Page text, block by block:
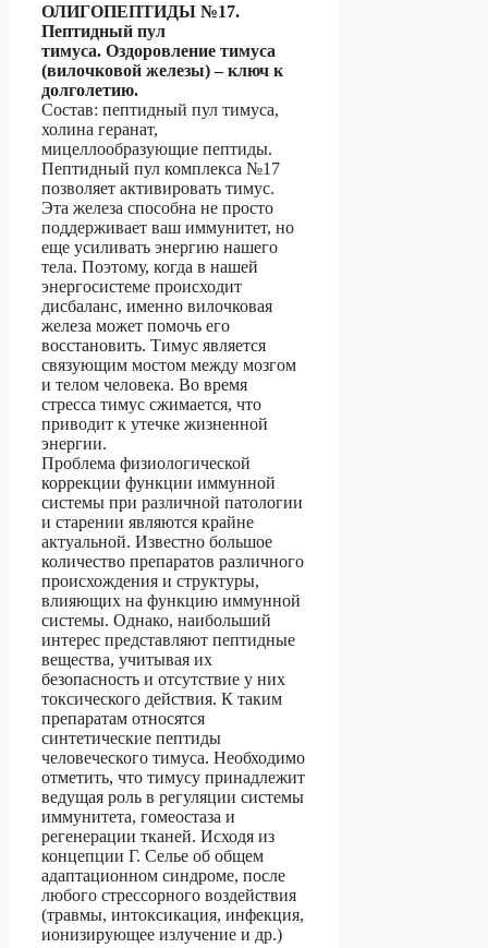
ОЛИГОПЕПТИДЫ №17.
Пептидный пул
тимуса. Оздоровление тимуса
(вилочковой железы) – ключ к
долголетию.
Состав: пептидный пул тимуса,
холина геранат,
мицеллообразующие пептиды.
Пептидный пул комплекса №17
позволяет активировать тимус.
Эта железа способна не просто
поддерживает ваш иммунитет, но
еще усиливать энергию нашего
тела. Поэтому, когда в нашей
энергосистеме происходит
дисбаланс, именно вилочковая
железа может помочь его
восстановить. Тимус является
связующим мостом между мозгом
и телом человека. Во время
стресса тимус сжимается, что
приводит к утечке жизненной
энергии.
Проблема физиологической
коррекции функции иммунной
системы при различной патологии
и старении являются крайне
актуальной. Известно большое
количество препаратов различного
происхождения и структуры,
влияющих на функцию иммунной
системы. Однако, наибольший
интерес представляют пептидные
вещества, учитывая их
безопасность и отсутствие у них
токсического действия. К таким
препаратам относятся
синтетические пептиды
человеческого тимуса. Необходимо
отметить, что тимусу принадлежит
ведущая роль в регуляции системы
иммунитета, гомеостаза и
регенерации тканей. Исходя из
концепции Г. Селье об общем
адаптационном синдроме, после
любого стрессорного воздействия
(травмы, интоксикация, инфекция,
ионизирующее излучение и др.)